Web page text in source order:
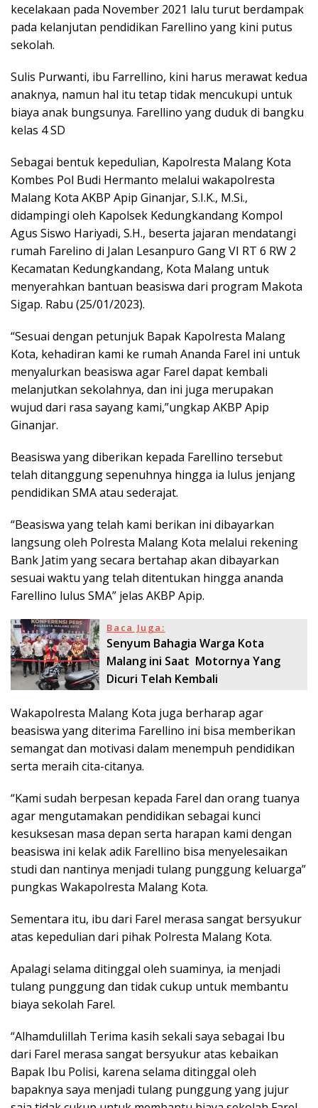
kecelakaan pada November 2021 lalu turut berdampak
pada kelanjutan pendidikan Farellino yang kini putus
sekolah.
Sulis Purwanti, ibu Farrellino, kini harus merawat kedua
anaknya, namun hal itu tetap tidak mencukupi untuk
biaya anak bungsunya. Farellino yang duduk di bangku
kelas 4 SD
Sebagai bentuk kepedulian, Kapolresta Malang Kota
Kombes Pol Budi Hermanto melalui wakapolresta
Malang Kota AKBP Apip Ginanjar, S.I.K., M.Si.,
didampingi oleh Kapolsek Kedungkandang Kompol
Agus Siswo Hariyadi, S.H., beserta jajaran mendatangi
rumah Farelino di Jalan Lesanpuro Gang VI RT 6 RW 2
Kecamatan Kedungkandang, Kota Malang untuk
menyerahkan bantuan beasiswa dari program Makota
Sigap. Rabu (25/01/2023).
“Sesuai dengan petunjuk Bapak Kapolresta Malang
Kota, kehadiran kami ke rumah Ananda Farel ini untuk
menyalurkan beasiswa agar Farel dapat kembali
melanjutkan sekolahnya, dan ini juga merupakan
wujud dari rasa sayang kami,”ungkap AKBP Apip
Ginanjar.
Beasiswa yang diberikan kepada Farellino tersebut
telah ditanggung sepenuhnya hingga ia lulus jenjang
pendidikan SMA atau sederajat.
“Beasiswa yang telah kami berikan ini dibayarkan
langsung oleh Polresta Malang Kota melalui rekening
Bank Jatim yang secara bertahap akan dibayarkan
sesuai waktu yang telah ditentukan hingga ananda
Farellino lulus SMA” jelas AKBP Apip.
Baca Juga:
Senyum Bahagia Warga Kota
Malang ini Saat Motornya Yang
Dicuri Telah Kembali
Wakapolresta Malang Kota juga berharap agar
beasiswa yang diterima Farellino ini bisa memberikan
semangat dan motivasi dalam menempuh pendidikan
serta meraih cita-citanya.
“Kami sudah berpesan kepada Farel dan orang tuanya
agar mengutamakan pendidikan sebagai kunci
kesuksesan masa depan serta harapan kami dengan
beasiswa ini kelak adik Farellino bisa menyelesaikan
studi dan nantinya menjadi tulang punggung keluarga”
pungkas Wakapolresta Malang Kota.
Sementara itu, ibu dari Farel merasa sangat bersyukur
atas kepedulian dari pihak Polresta Malang Kota.
Apalagi selama ditinggal oleh suaminya, ia menjadi
tulang punggung dan tidak cukup untuk membantu
biaya sekolah Farel.
“Alhamdulillah Terima kasih sekali saya sebagai Ibu
dari Farel merasa sangat bersyukur atas kebaikan
Bapak Ibu Polisi, karena selama ditinggal oleh
bapaknya saya menjadi tulang punggung yang jujur